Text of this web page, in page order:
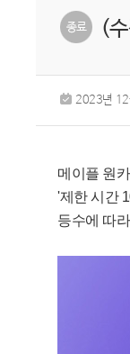
(
2023년
메이플 원
'제한 시간
등수에 따